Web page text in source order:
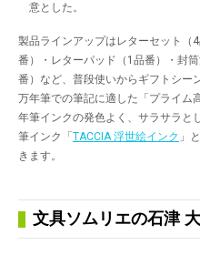
意とした。
製品ラインアップはレターセット（
番）・レターパッド（1品番）・封
番）など、普段使いからギフトシー
万年筆での筆記に適した「プライム
年筆インクの発色よく、サラサラと
筆インク「 TACCIA 浮世絵インク 」
きます。
文具ソムリエの石津